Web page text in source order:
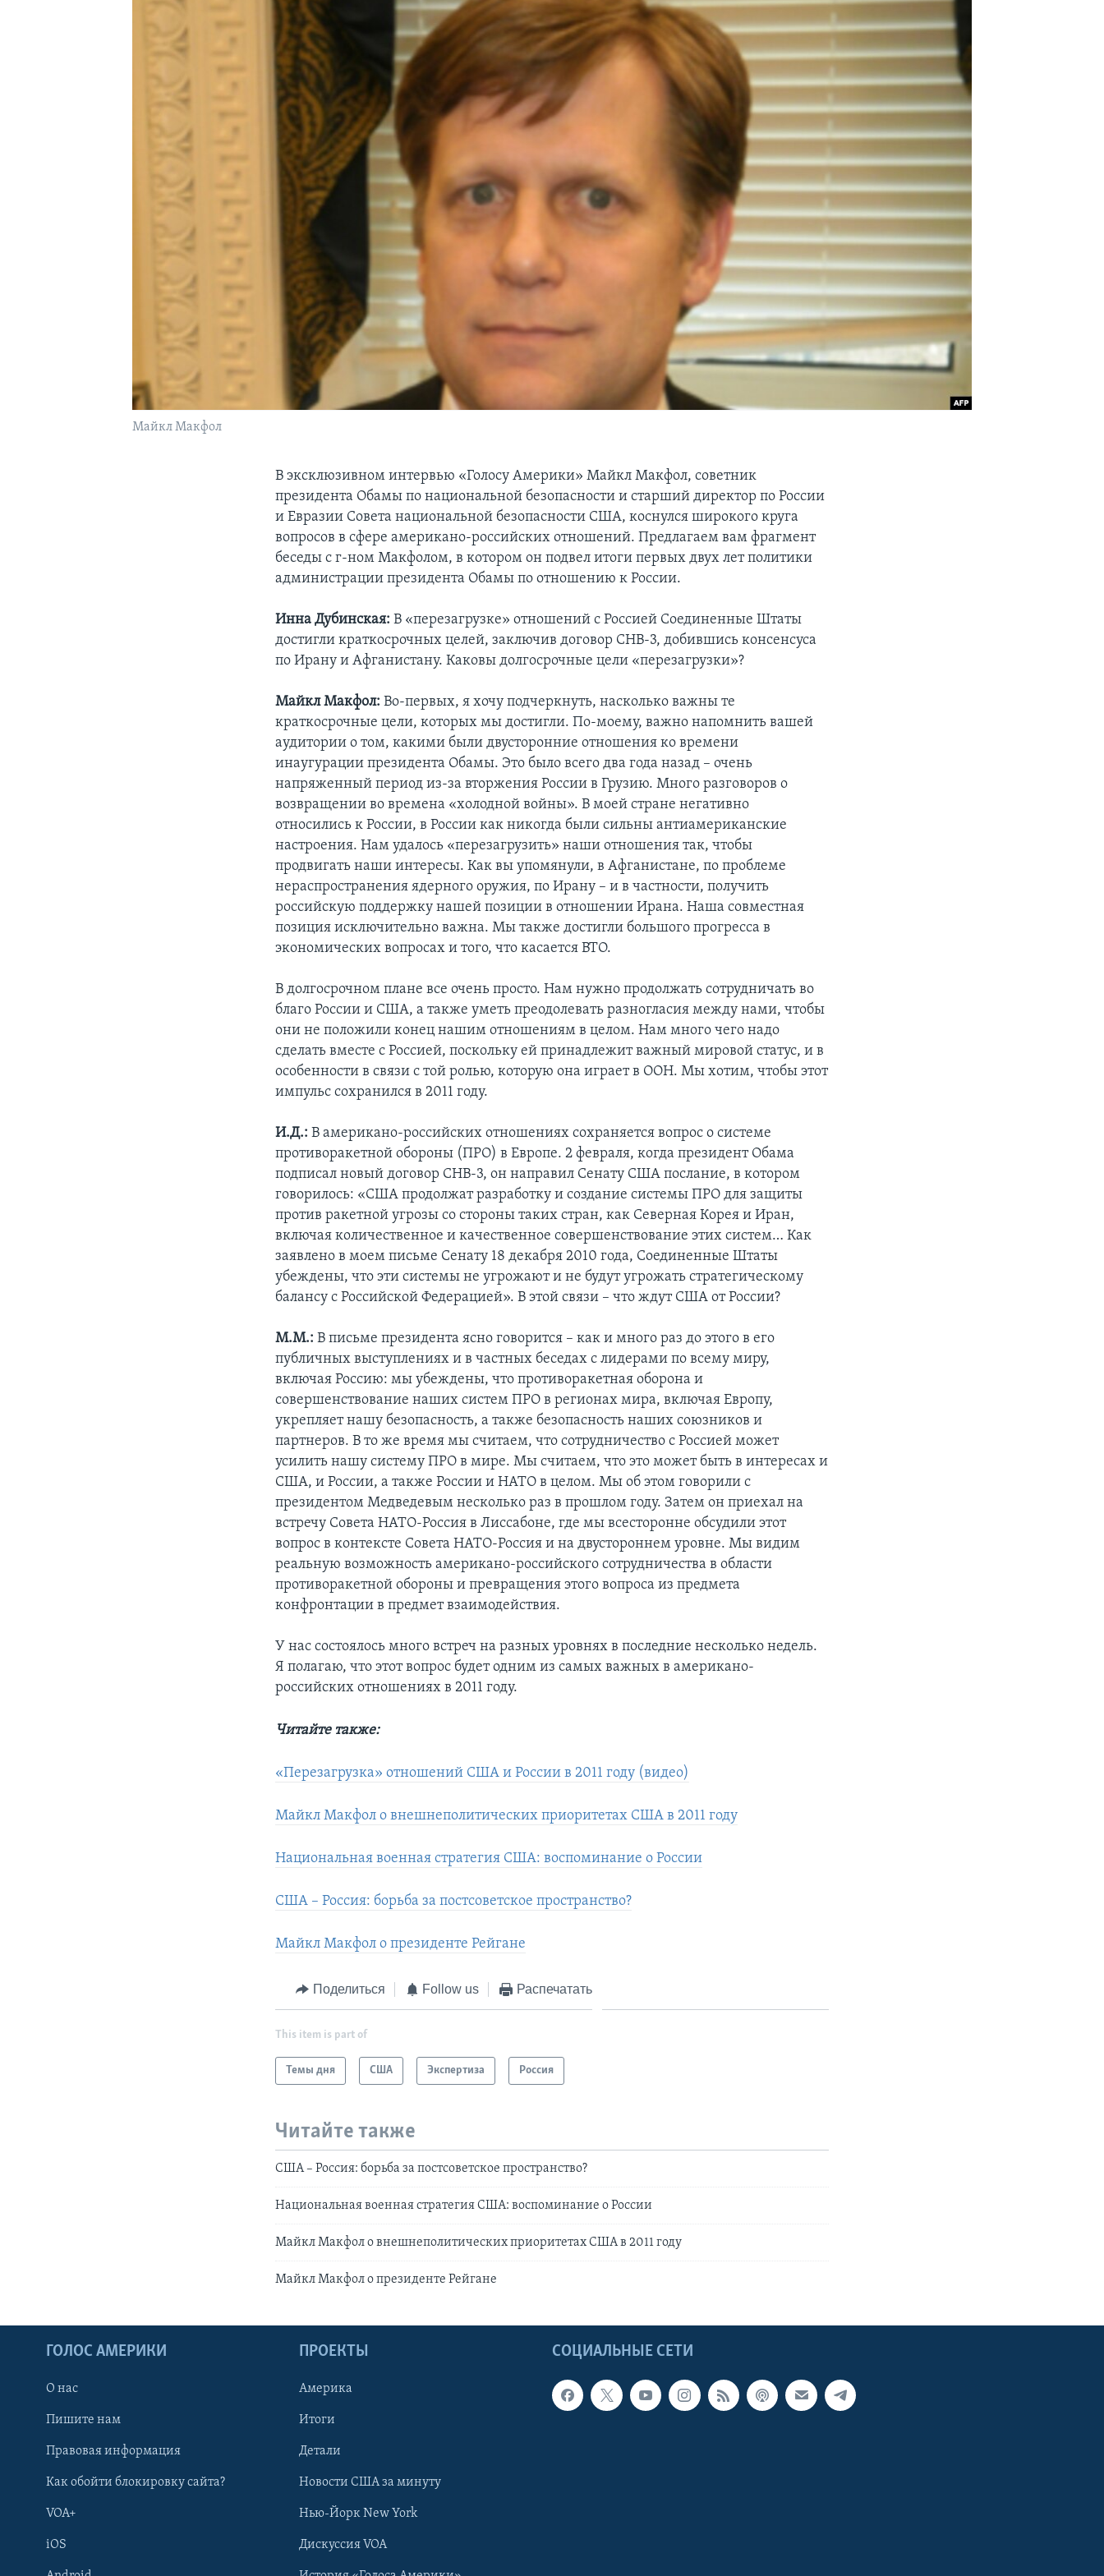
Майкл Макфол
В эксклюзивном интервью «Голосу Америки» Майкл Макфол, советник
президента Обамы по национальной безопасности и старший директор по России
и Евразии Совета национальной безопасности США, коснулся широкого круга
вопросов в сфере американо-российских отношений. Предлагаем вам фрагмент
беседы с г-ном Макфолом, в котором он подвел итоги первых двух лет политики
администрации президента Обамы по отношению к России.
Инна Дубинская: В «перезагрузке» отношений с Россией Соединенные Штаты
достигли краткосрочных целей, заключив договор СНВ-3, добившись консенсуса
по Ирану и Афганистану. Каковы долгосрочные цели «перезагрузки»?
Майкл Макфол: Во-первых, я хочу подчеркнуть, насколько важны те
краткосрочные цели, которых мы достигли. По-моему, важно напомнить вашей
аудитории о том, какими были двусторонние отношения ко времени
инаугурации президента Обамы. Это было всего два года назад – очень
напряженный период из-за вторжения России в Грузию. Много разговоров о
возвращении во времена «холодной войны». В моей стране негативно
относились к России, в России как никогда были сильны антиамериканские
настроения. Нам удалось «перезагрузить» наши отношения так, чтобы
продвигать наши интересы. Как вы упомянули, в Афганистане, по проблеме
нераспространения ядерного оружия, по Ирану – и в частности, получить
российскую поддержку нашей позиции в отношении Ирана. Наша совместная
позиция исключительно важна. Мы также достигли большого прогресса в
экономических вопросах и того, что касается ВТО.
В долгосрочном плане все очень просто. Нам нужно продолжать сотрудничать во
благо России и США, а также уметь преодолевать разногласия между нами, чтобы
они не положили конец нашим отношениям в целом. Нам много чего надо
сделать вместе с Россией, поскольку ей принадлежит важный мировой статус, и в
особенности в связи с той ролью, которую она играет в ООН. Мы хотим, чтобы этот
импульс сохранился в 2011 году.
И.Д.: В американо-российских отношениях сохраняется вопрос о системе
противоракетной обороны (ПРО) в Европе. 2 февраля, когда президент Обама
подписал новый договор СНВ-3, он направил Сенату США послание, в котором
говорилось: «США продолжат разработку и создание системы ПРО для защиты
против ракетной угрозы со стороны таких стран, как Северная Корея и Иран,
включая количественное и качественное совершенствование этих систем… Как
заявлено в моем письме Сенату 18 декабря 2010 года, Соединенные Штаты
убеждены, что эти системы не угрожают и не будут угрожать стратегическому
балансу с Российской Федерацией». В этой связи – что ждут США от России?
M.M.: В письме президента ясно говорится – как и много раз до этого в его
публичных выступлениях и в частных беседах с лидерами по всему миру,
включая Россию: мы убеждены, что противоракетная оборона и
совершенствование наших систем ПРО в регионах мира, включая Европу,
укрепляет нашу безопасность, а также безопасность наших союзников и
партнеров. В то же время мы считаем, что сотрудничество с Россией может
усилить нашу систему ПРО в мире. Мы считаем, что это может быть в интересах и
США, и России, а также России и НАТО в целом. Мы об этом говорили с
президентом Медведевым несколько раз в прошлом году. Затем он приехал на
встречу Совета НАТО-Россия в Лиссабоне, где мы всесторонне обсудили этот
вопрос в контексте Совета НАТО-Россия и на двустороннем уровне. Мы видим
реальную возможность американо-российского сотрудничества в области
противоракетной обороны и превращения этого вопроса из предмета
конфронтации в предмет взаимодействия.
У нас состоялось много встреч на разных уровнях в последние несколько недель.
Я полагаю, что этот вопрос будет одним из самых важных в американо-
российских отношениях в 2011 году.
Читайте также:
«Перезагрузка» отношений США и России в 2011 году (видео)
Майкл Макфол о внешнеполитических приоритетах США в 2011 году
Национальная военная стратегия США: воспоминание о России
США – Россия: борьба за постсоветское пространство?
Майкл Макфол о президенте Рейгане
Поделиться Follow us Распечатать
This item is part of
Темы дня США Экспертиза Россия
Читайте также
США – Россия: борьба за постсоветское пространство?
Национальная военная стратегия США: воспоминание о России
Майкл Макфол о внешнеполитических приоритетах США в 2011 году
Майкл Макфол о президенте Рейгане
СОЦИАЛЬНЫЕ СЕТИ
ГОЛОС АМЕРИКИ
О нас
Пишите нам
Правовая информация
Как обойти блокировку сайта?
VOA+
iOS
ПРОЕКТЫ
Америка
Итоги
Детали
Новости США за минуту
Нью-Йорк New York
Дискуссия VOA